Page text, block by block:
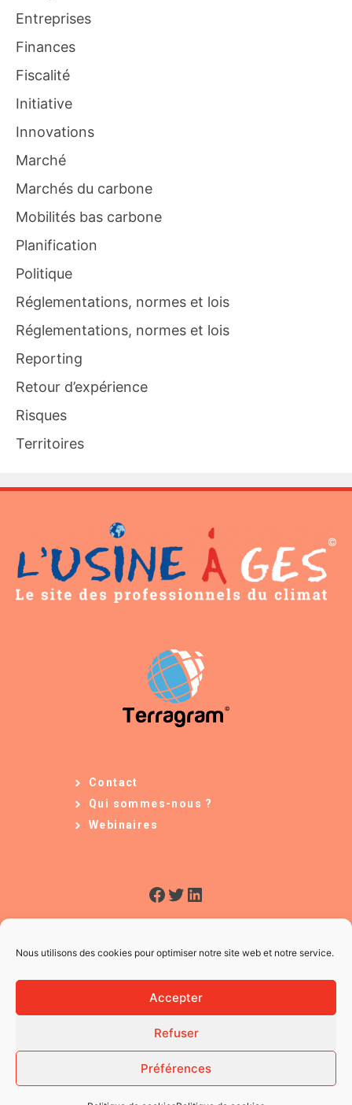
Nous utilisons des cookies pour optimiser notre site web et notre service.
Accepter
Refuser
Préférences
Entreprises
Finances
Fiscalité
Initiative
Innovations
Marché
Marchés du carbone
Mobilités bas carbone
Planification
Politique
Réglementations, normes et lois
Réglementations, normes et lois
Reporting
Retour d’expérience
Risques
Territoires
Contact
Qui sommes-nous ?
Webinaires
Facebook
Twitter
LinkedIn
© 2026 L'Usine à Ges
CGV
Mentions légales